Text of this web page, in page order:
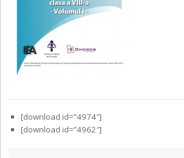
[download id=”4974″]
[download id=”4962″]